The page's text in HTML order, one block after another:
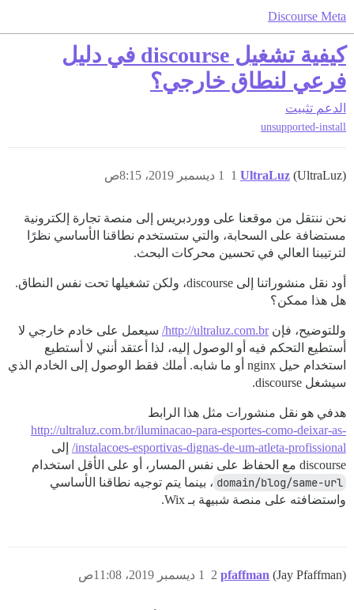
Discourse Meta
كيفية تشغيل discourse في دليل
فرعي لنطاق خارجي؟
الدعم تثبيت
unsupported-install
UltraLuz (UltraLuz) 1 ديسمبر 2019، 8:15ص 1
نحن ننتقل من موقعنا على ووردبريس إلى منصة تجارة إلكترونية
مستضافة على السحابة، والتي ستستخدم نطاقنا الأساسي نظرًا
لترتيبنا العالي في تحسين محركات البحث.
أود نقل منشوراتنا إلى discourse، ولكن تشغيلها تحت نفس النطاق.
هل هذا ممكن؟
وللتوضيح، فإنhttp://ultraluz.com.br/ سيعمل على خادم خارجي لا
أستطيع التحكم فيه أو الوصول إليه، لذا أعتقد أنني لا أستطيع
استخدام حيل nginx أو ما شابه. أملك فقط الوصول إلى الخادم الذي
سيشغل discourse.
هدفي هو نقل منشورات مثل هذا الرابط
http://ultraluz.com.br/iluminacao-para-esportes-como-deixar-as-
instalacoes-esportivas-dignas-de-um-atleta-profissional/
إلى
discourse مع الحفاظ على نفس المسار، أو على الأقل استخدام
domain/blog/same-url ، بينما يتم توجيه نطاقنا الأساسي
واستضافته على منصة شبيهة بـ Wix.
pfaffman (Jay Pfaffman) 1 ديسمبر 2019، 11:08ص 2